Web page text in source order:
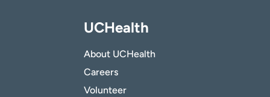
UCHealth
About UCHealth
Careers
Volunteer